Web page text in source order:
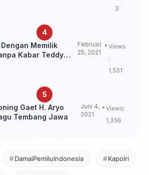
3
Memilik
Kabar Teddy
Februari
25, 2021
Views
:
1,531
Gaet H. Aryo
Tembang Jawa
Juni 4,
2021
Views:
1,356
DamaiPemiluIndonesia Kapolri